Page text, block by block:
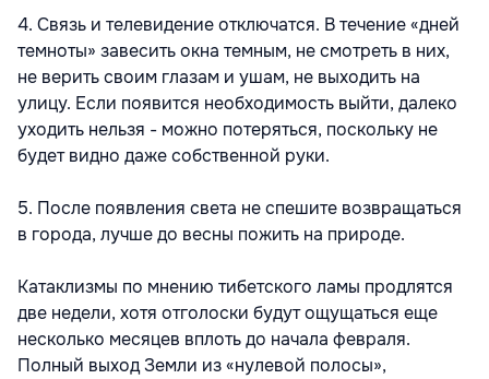
4. Связь и телевидение отключатся. В течение «дней
темноты» завесить окна темным, не смотреть в них,
не верить своим глазам и ушам, не выходить на
улицу. Если появится необходимость выйти, далеко
уходить нельзя - можно потеряться, поскольку не
будет видно даже собственной руки.
5. После появления света не спешите возвращаться
в города, лучше до весны пожить на природе.
Катаклизмы по мнению тибетского ламы продлятся
две недели, хотя отголоски будут ощущаться еще
несколько месяцев вплоть до начала февраля.
Полный выход Земли из «нулевой полосы»,